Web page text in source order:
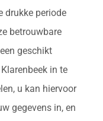
drukke periode
betrouwbare
geschikt
in te
u kan hiervoor
gegevens in, en